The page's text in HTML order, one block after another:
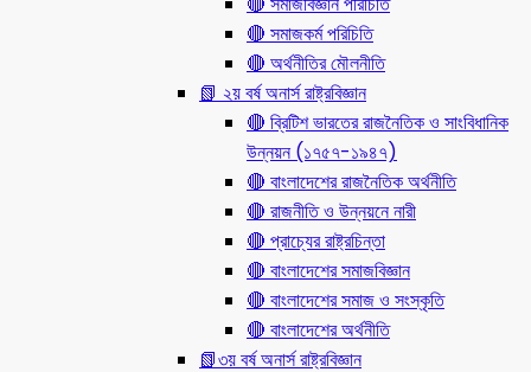
🔴 সমাজকর্ম পরিচিতি
🔴 অর্থনীতির মৌলনীতি
📗 ২য় বর্ষ অনার্স রাষ্ট্রবিজ্ঞান
🔴 ব্রিটিশ ভারতের রাজনৈতিক ও সাংবিধানিক
উন্নয়ন (১৭৫৭-১৯৪৭)
🔴 বাংলাদেশের রাজনৈতিক অর্থনীতি
🔴 রাজনীতি ও উন্নয়নে নারী
🔴 প্রাচ্যের রাষ্ট্রচিন্তা
🔴 বাংলাদেশের সমাজবিজ্ঞান
🔴 বাংলাদেশের সমাজ ও সংস্কৃতি
🔴 বাংলাদেশের অর্থনীতি
📗৩য় বর্ষ অনার্স রাষ্ট্রবিজ্ঞান